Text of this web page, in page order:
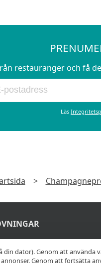
restauranger och få
Läs
>
dator). Genom att använda
Genom att fortsätta